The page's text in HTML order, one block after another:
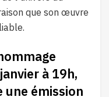
que son œuvre
à 19h,
une émission